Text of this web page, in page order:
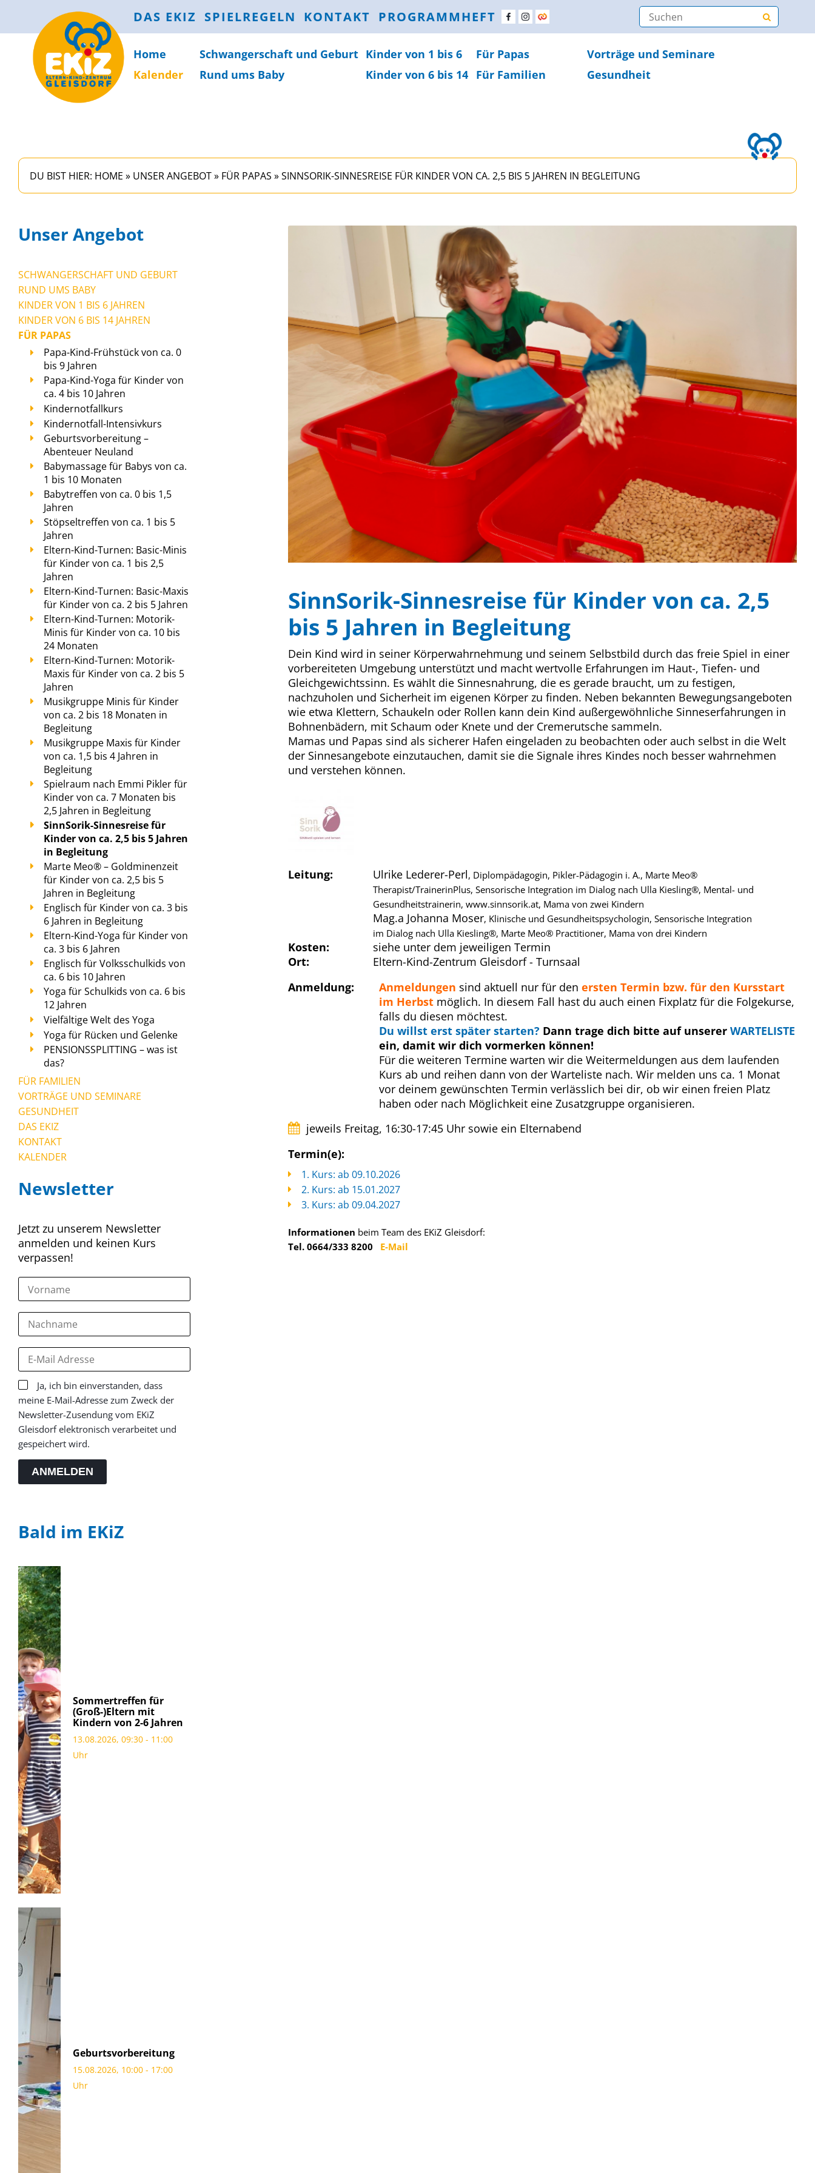
DAS EKIZ SPIELREGELN KONTAKT PROGRAMMHEFT
Home Schwanger­schaft und Geburt Kinder von 1 bis 6 Für Papas
Vorträge und Seminare
Kalender
Rund ums Baby Kinder von 6 bis 14 Für Familien Gesundheit
DU BIST HIER: HOME » UNSER ANGEBOT» FÜR PAPAS »SINNSORIK-SINNESREISE FÜR KINDER VON CA. 2,5 BIS 5 JAHREN IN BEGLEITUNG
Unser Angebot
SCHWANGERSCHAFT UND GEBURT
RUND UMS BABY
KINDER VON 1 BIS 6 JAHREN
KINDER VON 6 BIS 14 JAHREN
FÜR PAPAS
Papa-Kind-Frühstück von ca. 0
bis 9 Jahren
Papa-Kind-Yoga für Kinder von
ca. 4 bis 10 Jahren
Kindernotfallkurs
Kindernotfall-Intensivkurs
Geburtsvorbereitung –
Abenteuer Neuland
Babymassage für Babys von ca.
1 bis 10 Monaten
Babytreffen von ca. 0 bis 1,5
Jahren
Stöpseltreffen von ca. 1 bis 5
Jahren
Eltern-Kind-Turnen: Basic-Minis
für Kinder von ca. 1 bis 2,5
Jahren
Eltern-Kind-Turnen: Basic-Maxis
für Kinder von ca. 2 bis 5 Jahren
Eltern-Kind-Turnen: Motorik-
Minis für Kinder von ca. 10 bis
24 Monaten
Eltern-Kind-Turnen: Motorik-
Maxis für Kinder von ca. 2 bis 5
Jahren
Musikgruppe Minis für Kinder
von ca. 2 bis 18 Monaten in
Begleitung
Musikgruppe Maxis für Kinder
von ca. 1,5 bis 4 Jahren in
Begleitung
Spielraum nach Emmi Pikler für
Kinder von ca. 7 Monaten bis
2,5 Jahren in Begleitung
SinnSorik-Sinnesreise für
Kinder von ca. 2,5 bis 5 Jahren
in Begleitung
Marte Meo® – Goldminenzeit
für Kinder von ca. 2,5 bis 5
Jahren in Begleitung
Englisch für Kinder von ca. 3 bis
6 Jahren in Begleitung
Eltern-Kind-Yoga für Kinder von
ca. 3 bis 6 Jahren
Englisch für Volksschulkids von
ca. 6 bis 10 Jahren
Yoga für Schulkids von ca. 6 bis
12 Jahren
Vielfältige Welt des Yoga
Yoga für Rücken und Gelenke
PENSIONSSPLITTING – was ist
das?
FÜR FAMILIEN
VORTRÄGE UND SEMINARE
GESUNDHEIT
DAS EKIZ
KONTAKT
KALENDER
Newsletter
Jetzt zu unserem Newsletter
anmelden und keinen Kurs
verpassen!
Ja, ich bin einverstanden, dass
meine E-Mail-Adresse zum Zweck der
Newsletter-Zusendung vom EKiZ
Gleisdorf elektronisch verarbeitet und
gespeichert wird.
ANMELDEN
Bald im EKiZ
Sommertreffen für
(Groß-)Eltern mit
Kindern von 2-6 Jahren
13.08.2026, 09:30 - 11:00
Uhr
Geburtsvorbereitung
15.08.2026, 10:00 - 17:00
Uhr
SinnSorik-Sinnesreise für Kinder von ca. 2,5
bis 5 Jahren in Begleitung
Dein Kind wird in seiner Körperwahrnehmung und seinem Selbstbild durch das freie Spiel in einer
vorbereiteten Umgebung unterstützt und macht wertvolle Erfahrungen im Haut-, Tiefen- und
Gleichgewichtssinn. Es wählt die Sinnesnahrung, die es gerade braucht, um zu festigen,
nachzuholen und Sicherheit im eigenen Körper zu finden. Neben bekannten Bewegungsangeboten
wie etwa Klettern, Schaukeln oder Rollen kann dein Kind außergewöhnliche Sinneserfahrungen in
Bohnenbädern, mit Schaum oder Knete und der Cremerutsche sammeln.
Mamas und Papas sind als sicherer Hafen eingeladen zu beobachten oder auch selbst in die Welt
der Sinnesangebote einzutauchen, damit sie die Signale ihres Kindes noch besser wahrnehmen
und verstehen können.
Leitung: Ulrike Lederer-Perl, Diplompädagogin, Pikler-Pädagogin i. A., Marte Meo®
Therapist/TrainerinPlus, Sensorische Integration im Dialog nach Ulla Kiesling®, Mental- und
Gesundheitstrainerin, www.sinnsorik.at, Mama von zwei Kindern
Mag.a Johanna Moser, Klinische und Gesundheitspsychologin, Sensorische Integration
im Dialog nach Ulla Kiesling®, Marte Meo® Practitioner, Mama von drei Kindern
Kosten:
siehe unter dem jeweiligen Termin
Ort:
Eltern-Kind-Zentrum Gleisdorf - Turnsaal
Anmeldung:
Anmeldungen sind aktuell nur für den ersten Termin bzw. für den Kursstart
im Herbstmöglich. In diesem Fall hast du auch einen Fixplatz für die Folgekurse,
falls du diesen möchtest.
Du willst erst später starten? Dann trage dich bitte auf unserer WARTELISTE
ein, damit wir dich vormerken können!
Für die weiteren Termine warten wir die Weitermeldungen aus dem laufenden
Kurs ab und reihen dann von der Warteliste nach. Wir melden uns ca. 1 Monat
vor deinem gewünschten Termin verlässlich bei dir, ob wir einen freien Platz
haben oder nach Möglichkeit eine Zusatzgruppe organisieren.
jeweils Freitag, 16:30-17:45 Uhr sowie ein Elternabend
Termin(e):
1. Kurs: ab 09.10.2026
2. Kurs: ab 15.01.2027
3. Kurs: ab 09.04.2027
Informationen beim Team des EKiZ Gleisdorf:
Tel. 0664/333 8200 E-Mail